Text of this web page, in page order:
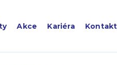
Akce Kariéra